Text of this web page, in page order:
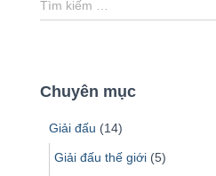
ì
ế
Tìm kiếm …
Chuyên mục
Giải đấu (14)
Giải đấu thế giới (5)